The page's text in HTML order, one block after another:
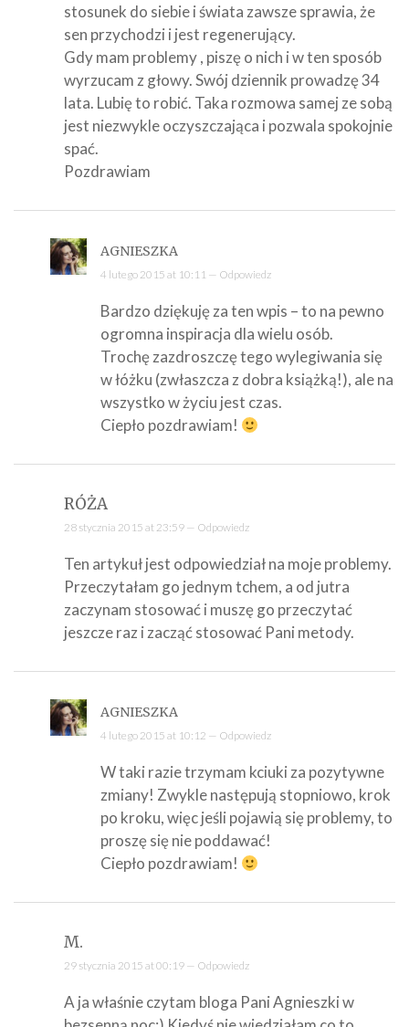
stosunek do siebie i świata zawsze sprawia, że
sen przychodzi i jest regenerujący.
Gdy mam problemy , piszę o nich i w ten sposób
wyrzucam z głowy. Swój dziennik prowadzę 34
lata. Lubię to robić. Taka rozmowa samej ze sobą
jest niezwykle oczyszczająca i pozwala spokojnie
spać.
Pozdrawiam
AGNIESZKA
4 lutego 2015 at 10:11 — Odpowiedz
Bardzo dziękuję za ten wpis – to na pewno
ogromna inspiracja dla wielu osób.
Trochę zazdroszczę tego wylegiwania się
w łóżku (zwłaszcza z dobra książką!), ale na
wszystko w życiu jest czas.
Ciepło pozdrawiam!
RÓŻA
28 stycznia 2015 at 23:59 — Odpowiedz
Ten artykuł jest odpowiedział na moje problemy.
Przeczytałam go jednym tchem, a od jutra
zaczynam stosować i muszę go przeczytać
jeszcze raz i zacząć stosować Pani metody.
AGNIESZKA
4 lutego 2015 at 10:12 — Odpowiedz
W taki razie trzymam kciuki za pozytywne
zmiany! Zwykle następują stopniowo, krok
po kroku, więc jeśli pojawią się problemy, to
proszę się nie poddawać!
Ciepło pozdrawiam!
M.
29 stycznia 2015 at 00:19 — Odpowiedz
A ja właśnie czytam bloga Pani Agnieszki w